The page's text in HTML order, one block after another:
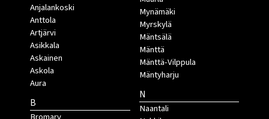
Anjalankoski
Anttola
Artjärvi
Asikkala
Askainen
Askola
Aura
B
Mynämäki
Myrskylä
Mäntsälä
Mänttä
Mänttä-Vilppula
Mäntyharju
N
Naantali